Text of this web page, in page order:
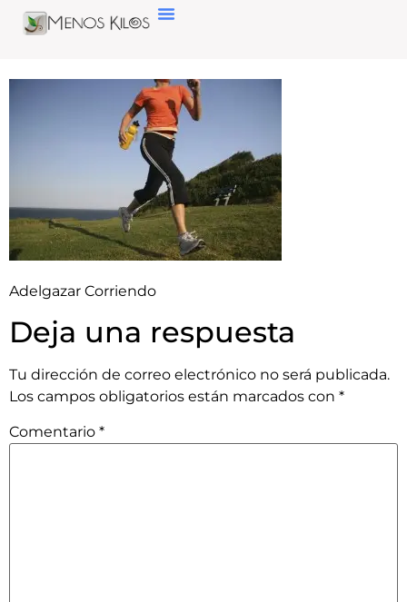
Adelgazar Corriendo
Deja una respuesta
Tu dirección de correo electrónico no será publicada.
Los campos obligatorios están marcados con *
Comentario *